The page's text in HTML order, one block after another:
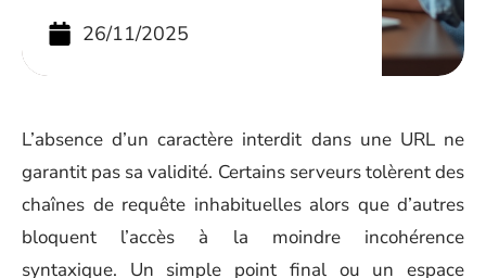
26/11/2025
L’absence d’un caractère interdit dans une URL ne
garantit pas sa validité. Certains serveurs tolèrent des
chaînes de requête inhabituelles alors que d’autres
bloquent l’accès à la moindre incohérence
syntaxique. Un simple point final ou un espace